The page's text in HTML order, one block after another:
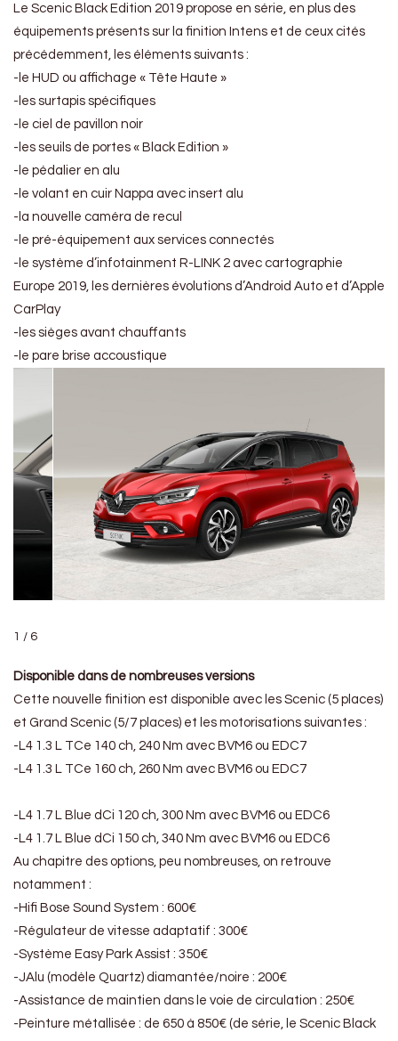
Le Scenic Black Edition 2019 propose en série, en plus des
équipements présents sur la finition Intens et de ceux cités
précédemment, les éléments suivants :
-le HUD ou affichage « Tête Haute »
-les surtapis spécifiques
-le ciel de pavillon noir
-les seuils de portes « Black Edition »
-le pédalier en alu
-le volant en cuir Nappa avec insert alu
-la nouvelle caméra de recul
-le pré-équipement aux services connectés
-le système d’infotainment R-LINK 2 avec cartographie
Europe 2019, les dernières évolutions d’Android Auto et d’Apple
CarPlay
-les sièges avant chauffants
-le pare brise accoustique
1 / 6
Disponible dans de nombreuses versions
Cette nouvelle finition est disponible avec les Scenic (5 places)
et Grand Scenic (5/7 places) et les motorisations suivantes :
-L4 1.3 L TCe 140 ch, 240 Nm avec BVM6 ou EDC7
-L4 1.3 L TCe 160 ch, 260 Nm avec BVM6 ou EDC7
-L4 1.7 L Blue dCi 120 ch, 300 Nm avec BVM6 ou EDC6
-L4 1.7 L Blue dCi 150 ch, 340 Nm avec BVM6 ou EDC6
Au chapitre des options, peu nombreuses, on retrouve
notamment :
-Hifi Bose Sound System : 600€
-Régulateur de vitesse adaptatif : 300€
-Système Easy Park Assist : 350€
-JAlu (modèle Quartz) diamantée/noire : 200€
-Assistance de maintien dans le voie de circulation : 250€
-Peinture métallisée : de 650 à 850€ (de série, le Scenic Black